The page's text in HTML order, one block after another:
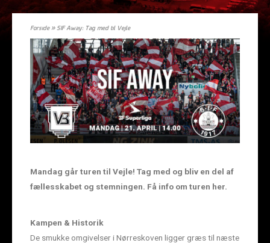
Forside»SIF Away: Tag med til Vejle
Mandag går turen til Vejle! Tag med og bliv en del af
fællesskabet og stemningen. Få info om turen her.
Kampen & Historik
De smukke omgivelser i Nørreskoven ligger græs til næste